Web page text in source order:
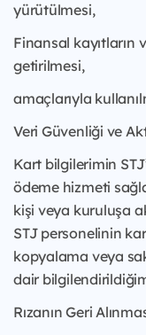
yürütülmesi,
Finansal
getirilmesi,
amaçlarıyla
Veri Güvenliği ve
Kart bilgilerimin
ödeme hizmeti
kişi veya kuruluşa
STJ personelinin
kopyalama veya
dair
Rızanın Geri